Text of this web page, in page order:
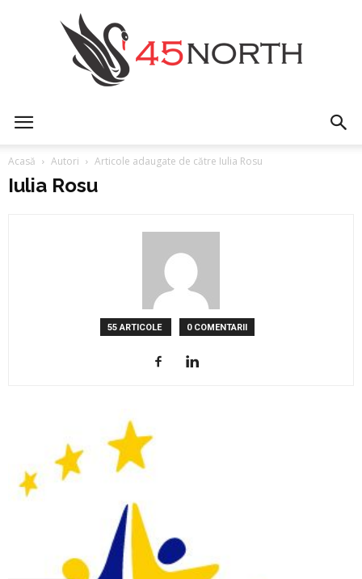
Acasă Autori Articole adaugate de către Iulia Rosu
Iulia Rosu
55 ARTICOLE 0 COMENTARII